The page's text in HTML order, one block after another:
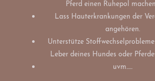
Pferd einen Ruhepol
Lass Hauterkrankungen der
angehören.
Unterstütze
Leber deines Hundes oder
uvm......